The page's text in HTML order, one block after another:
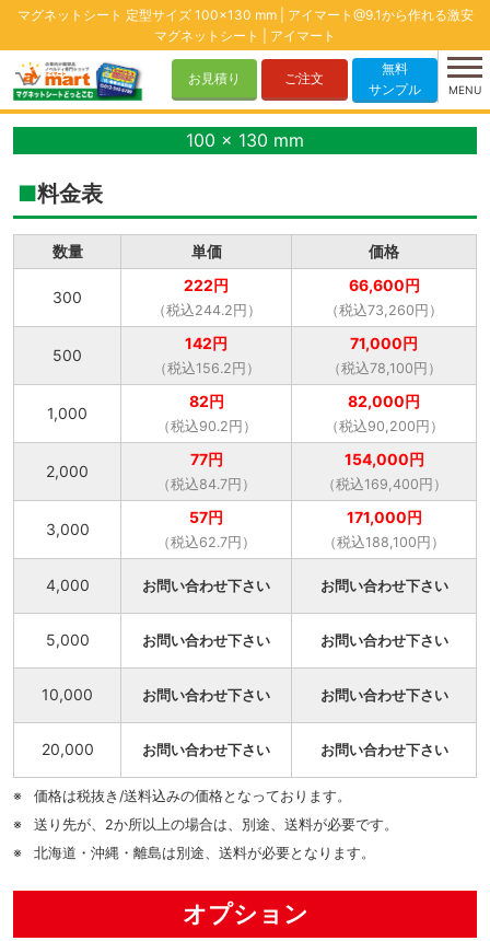
マグネットシート 定型サイズ 100×130 mm | アイマート@9.1から作れる激安
マグネットシート | アイマート
お見積り ご注文
無料
サンプル
MENU
100 x 130 mm
料金表
数量 単価 価格
300
222円
（税込244.2円）
66,600円
（税込73,260円）
500
142円
（税込156.2円）
71,000円
（税込78,100円）
1,000
82円
（税込90.2円）
82,000円
（税込90,200円）
2,000
77円
（税込84.7円）
154,000円
（税込169,400円）
3,000
57円
（税込62.7円）
171,000円
（税込188,100円）
4,000 お問い合わせ下さい お問い合わせ下さい
5,000 お問い合わせ下さい お問い合わせ下さい
10,000 お問い合わせ下さい お問い合わせ下さい
20,000 お問い合わせ下さい お問い合わせ下さい
価格は税抜き/送料込みの価格となっております。
送り先が、2か所以上の場合は、別途、送料が必要です。
北海道・沖縄・離島は別途、送料が必要となります。
オプション